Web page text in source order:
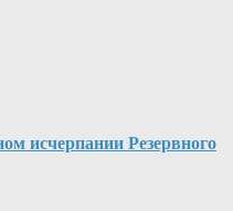
исчерпании Резервного